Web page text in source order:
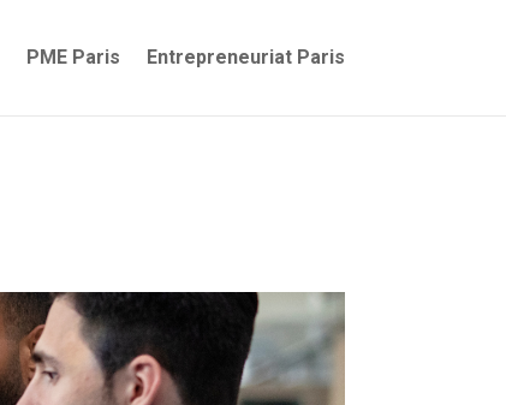
PME Paris Entrepreneuriat Paris